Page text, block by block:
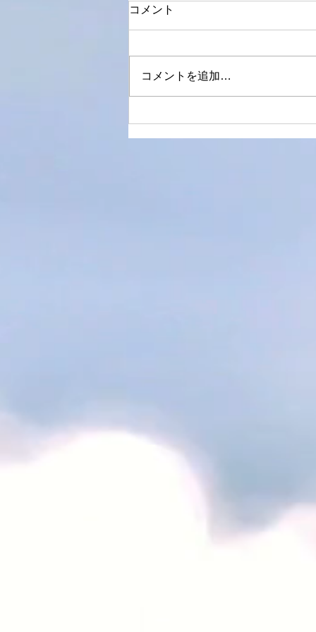
生々しい
コメント
コメントを追加…